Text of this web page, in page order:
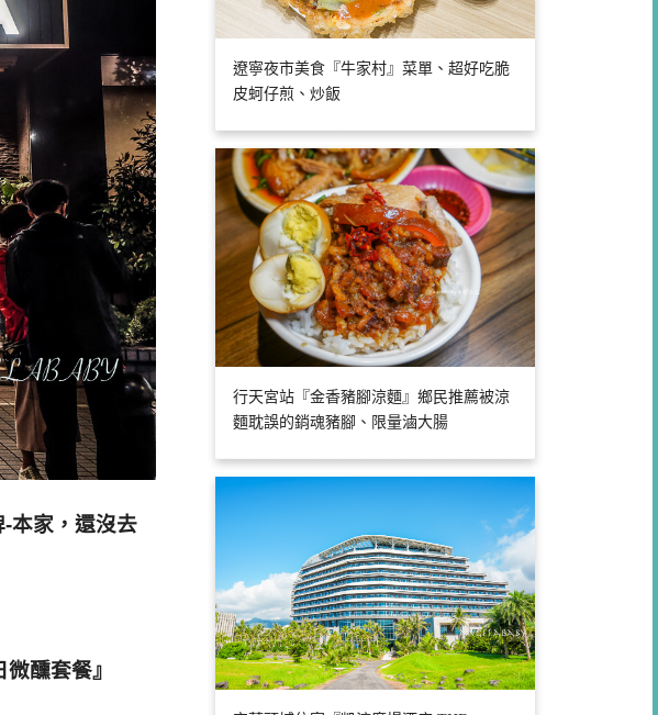
本家，還沒去
醺套餐』
遼寧夜市美食『牛家村』菜單、超好吃脆
皮蚵仔煎、炒飯
行天宮站『金香豬腳涼麵』鄉民推薦被涼
麵耽誤的銷魂豬腳、限量滷大腸